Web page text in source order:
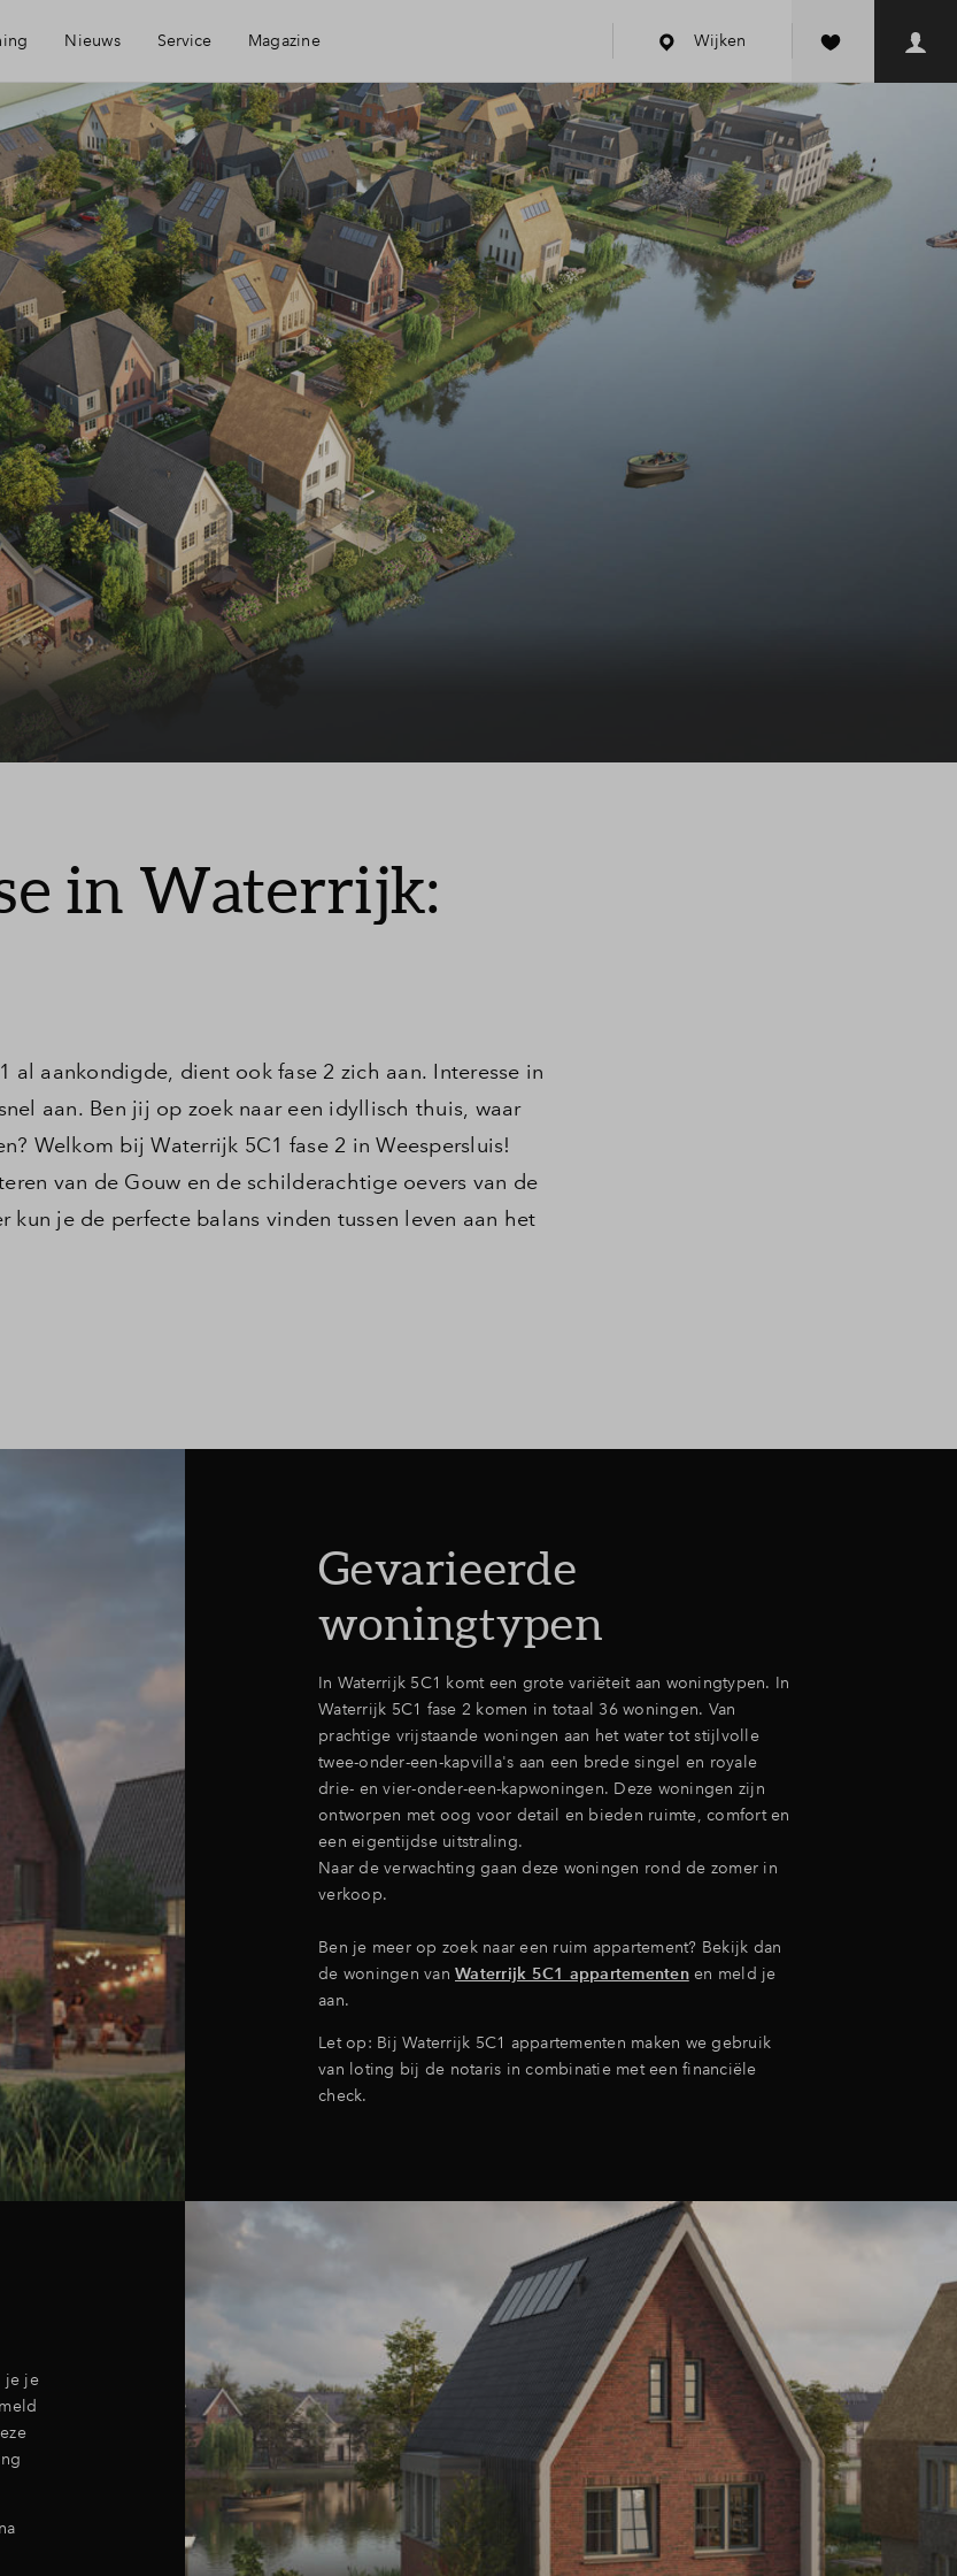
Nieuws Service
Mijn Eigen Huis
Financiering
Financiele check
Woning kopen
Toewijzing
Leeswijzer
Veelgestelde vragen
Magazine Wijken
in Waterrijk:
al aankondigde, dient ook fase 2 zich aan. Interesse in
aan. Ben jij op zoek naar een idyllisch thuis, waar
Welkom bij Waterrijk 5C1 fase 2 in Weespersluis!
van de Gouw en de schilderachtige oevers van de
kun je de perfecte balans vinden tussen leven aan het
Gevarieerde
woningtypen
In Waterrijk 5C1 komt een grote variëteit aan woningtypen. In
Waterrijk 5C1 fase 2 komen in totaal 36 woningen. Van
prachtige vrijstaande woningen aan het water tot stijlvolle
twee-onder-een-kapvilla's aan een brede singel en royale
drie- en vier-onder-een-kapwoningen. Deze woningen zijn
ontworpen met oog voor detail en bieden ruimte, comfort en
een eigentijdse uitstraling.
Naar de verwachting gaan deze woningen rond de zomer in
verkoop.
Ben je meer op zoek naar een ruim appartement? Bekijk dan
de woningen van Waterrijk 5C1 appartementenen meld je
aan.
Let op: Bij Waterrijk 5C1 appartementen maken we gebruik
van loting bij de notaris in combinatie met een financiële
check.
je je